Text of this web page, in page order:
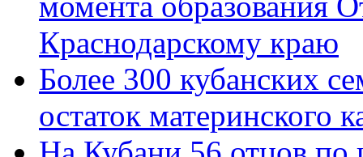
Краснодарскому краю
Более 300 кубанских
остаток материнского